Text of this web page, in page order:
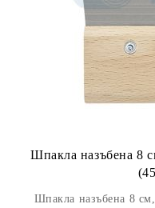
Шпакла назъбена 8
Шпакла назъбена 8